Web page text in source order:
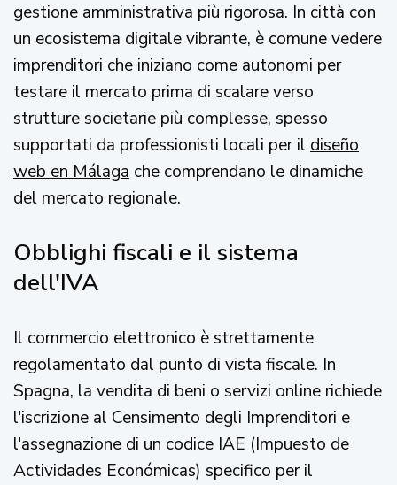
gestione amministrativa più rigorosa. In città con
un ecosistema digitale vibrante, è comune vedere
imprenditori che iniziano come autonomi per
testare il mercato prima di scalare verso
strutture societarie più complesse, spesso
supportati da professionisti locali per il diseño
web en Málaga che comprendano le dinamiche
del mercato regionale.
Obblighi fiscali e il sistema
dell'IVA
Il commercio elettronico è strettamente
regolamentato dal punto di vista fiscale. In
Spagna, la vendita di beni o servizi online richiede
l'iscrizione al Censimento degli Imprenditori e
l'assegnazione di un codice IAE (Impuesto de
Actividades Económicas) specifico per il